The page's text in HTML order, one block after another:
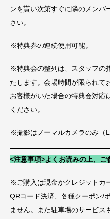
ンを貰い次第すぐに隣のメンバ
さい。
※特典券の連続使用可能。
※特典会の整列は、スタッフの
たします。会場時間が限られて
お客様がいた場合の特典会対応
ください。
※撮影はノーマルカメラのみ（
<注意事項>よくお読みの上、ご
※ご購入は現金かクレジットカ
QRコード決済、各種クーポン/
ません。また駐車場のサービス